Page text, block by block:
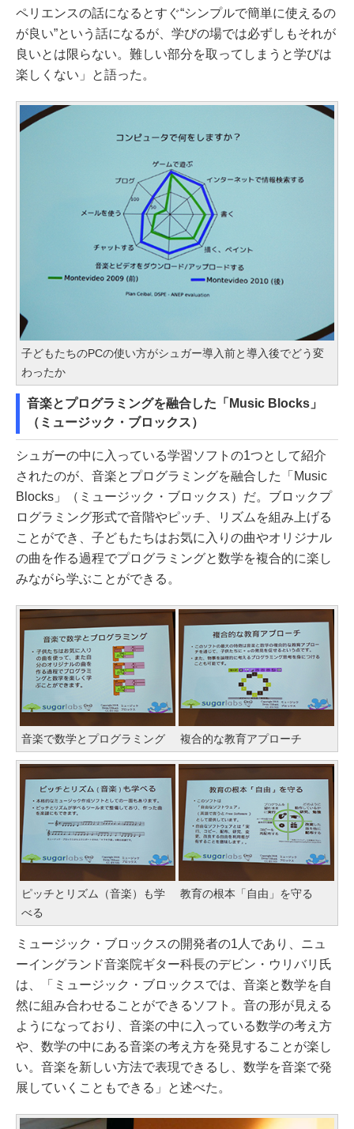
ペリエンスの話になるとすぐ“シンプルで簡単に使えるの
が良い”という話になるが、学びの場では必ずしもそれが
良いとは限らない。難しい部分を取ってしまうと学びは
楽しくない」と語った。
子どもたちのPCの使い方がシュガー導入前と導入後でどう変
わったか
音楽とプログラミングを融合した「Music Blocks」
（ミュージック・ブロックス）
シュガーの中に入っている学習ソフトの1つとして紹介
されたのが、音楽とプログラミングを融合した「Music
Blocks」（ミュージック・ブロックス）だ。ブロックプ
ログラミング形式で音階やピッチ、リズムを組み上げる
ことができ、子どもたちはお気に入りの曲やオリジナル
の曲を作る過程でプログラミングと数学を複合的に楽し
みながら学ぶことができる。
音楽で数学とプログラミング 複合的な教育アプローチ
ピッチとリズム（音楽）も学
べる
教育の根本「自由」を守る
ミュージック・ブロックスの開発者の1人であり、ニュ
ーイングランド音楽院ギター科長のデビン・ウリバリ氏
は、「ミュージック・ブロックスでは、音楽と数学を自
然に組み合わせることができるソフト。音の形が見える
ようになっており、音楽の中に入っている数学の考え方
や、数学の中にある音楽の考え方を発見することが楽し
い。音楽を新しい方法で表現できるし、数学を音楽で発
展していくこともできる」と述べた。